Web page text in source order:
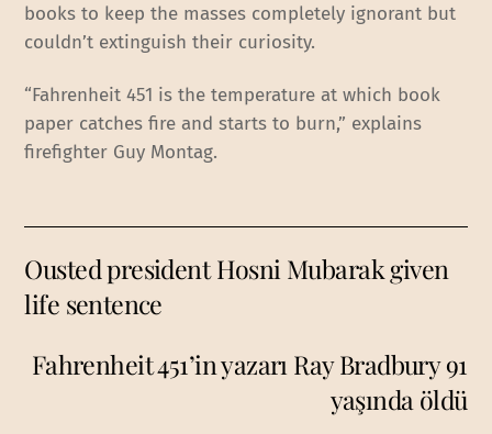
books to keep the masses completely ignorant but
couldn’t extinguish their curiosity.
“Fahrenheit 451 is the temperature at which book
paper catches fire and starts to burn,” explains
firefighter Guy Montag.
Ousted president Hosni Mubarak given
life sentence
Fahrenheit 451’in yazarı Ray Bradbury 91
yaşında öldü